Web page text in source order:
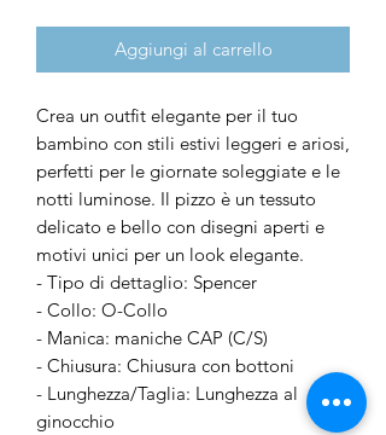
Aggiungi al carrello
Crea un outfit elegante per il tuo
bambino con stili estivi leggeri e ariosi,
perfetti per le giornate soleggiate e le
notti luminose. Il pizzo è un tessuto
delicato e bello con disegni aperti e
motivi unici per un look elegante.
- Tipo di dettaglio: Spencer
- Collo: O-Collo
- Manica: maniche CAP (C/S)
- Chiusura: Chiusura con bottoni
- Lunghezza/Taglia: Lunghezza al
ginocchio